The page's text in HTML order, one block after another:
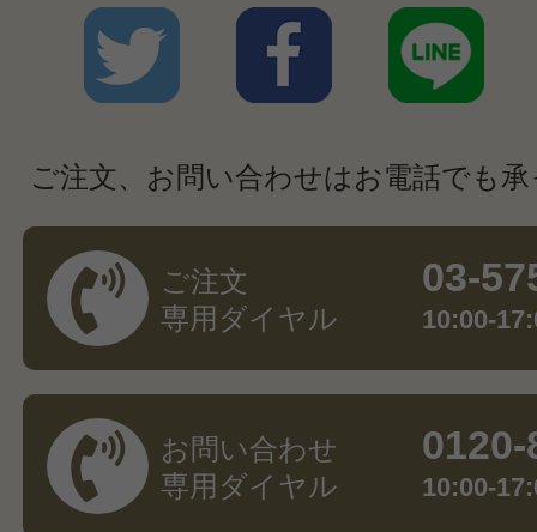
ご注文、お問い合わせはお電話でも
ご注文
専用ダイヤル
03-
10:00-
お問い合わせ
専用ダイヤル
10:00-